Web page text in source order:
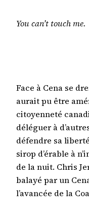
You can’t touch me.
Face à Cena se
aurait pu être
citoyenneté
déléguer à
défendre sa
sirop d’érable à
de la nuit. Chris
balayé par un
l’avancée de la